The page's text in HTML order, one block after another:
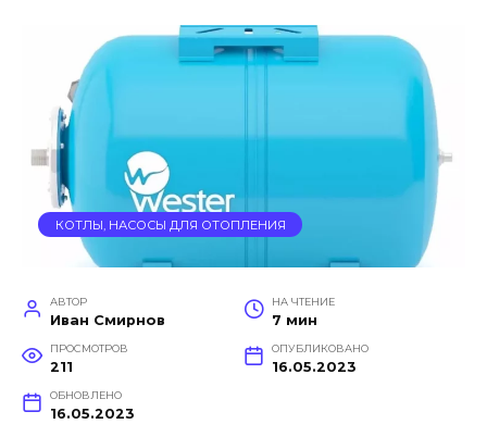
КОТЛЫ, НАСОСЫ ДЛЯ ОТОПЛЕНИЯ
АВТОР
Иван Смирнов
НА ЧТЕНИЕ
7 мин
ПРОСМОТРОВ
211
ОПУБЛИКОВАНО
16.05.2023
ОБНОВЛЕНО
16.05.2023